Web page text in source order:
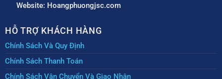
Website: Hoangphuongjsc.com
HỖ TRỢ KHÁCH HÀNG
Chính Sách Và Quy Định
Chính Sách Thanh Toán
Chính Sách Vận Chuyển Và Giao Nhận